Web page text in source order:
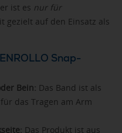
ist es nur für
gezielt auf den Einsatz als
Snap-
Bein: Das Band ist als
das Tragen am Arm
Das Produkt ist aus